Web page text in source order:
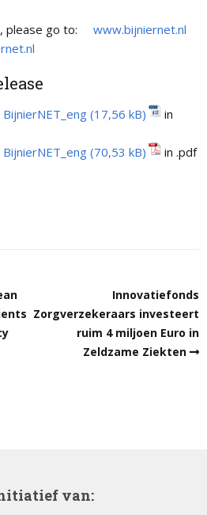
please go to: www.bijniernet.nl
in
in .pdf
Innovatiefonds
Zorgverzekeraars investeert
ruim 4 miljoen Euro in
Zeldzame Ziekten
van: